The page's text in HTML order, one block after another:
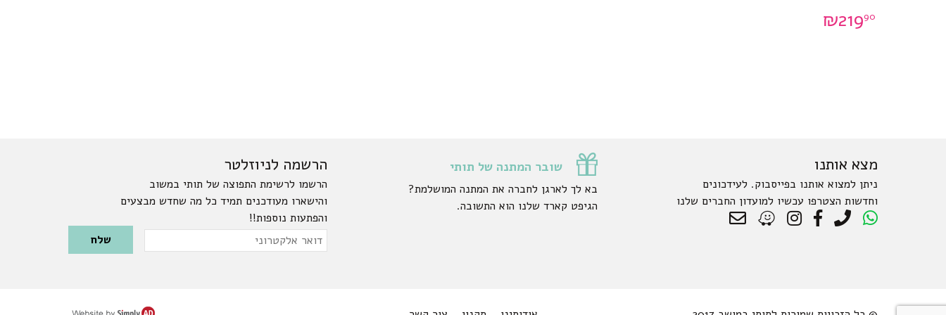
₪21990
מצא אותנו
ניתן למצוא אותנו בפייסבוק. לעידכונים
וחדשות הצטרפו עכשיו למועדון החברים שלנו
שובר המתנה של תותי
בא לך לארגן לחברה את המתנה המושלמת?
הגיפט קארד שלנו הוא התשובה.
הרשמה לניוזלטר
הרשמו לרשימת התפוצה של תותי במשוב
והישארו מעודכנים תמיד כל מה שחדש מבצעים
והפתעות נוספות!!
Please leave this field empty.
דואר